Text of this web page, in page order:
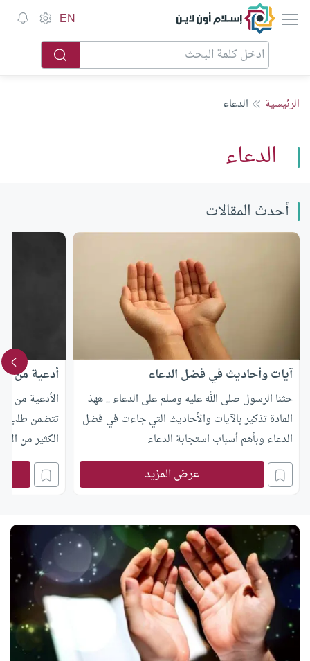
إسلام أون لاين EN
الرئيسية الدعاء
الدعاء
أحدث المقالات
آيات وأحاديث في فضل الدعاء
حثنا الرسول صلى الله عليه وسلم على الدعاء .. ههذ
المادة تذكير بالآيات والأحاديث التي جاءت في فضل
الدعاء وبأهم أسباب استجابة الدعاء
عرض المزيد
أدعية من
الأدعية من
تتضمن طلب
الكثير من الأدعية هذه 50 من